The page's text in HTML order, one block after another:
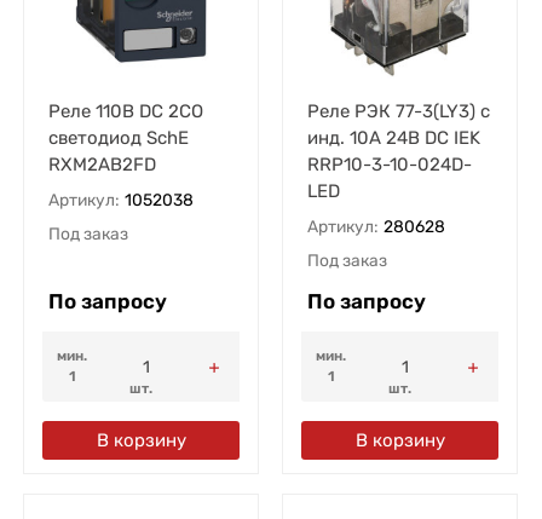
Реле 110В DC 2CO
светодиод SchE
RXM2AB2FD
Артикул: 1052038
Под заказ
По запросу
мин.
1
шт.
В корзину
Реле РЭК 77-3(LY3) с
инд. 10А 24В DC IEK
RRP10-3-10-024D-
LED
Артикул: 280628
Под заказ
По запросу
мин.
1
шт.
В корзину